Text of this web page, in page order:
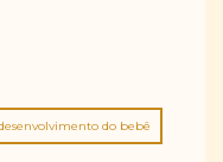
do bebê